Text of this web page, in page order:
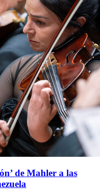
de Mahler a las